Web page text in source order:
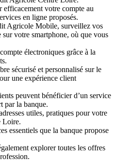
efficacement votre compte au
en ligne proposés.
Agricole Mobile, surveillez vos
votre smartphone, où que vous
électroniques grâce à la
sécurisé et personnalisé sur le
une expérience client
peuvent bénéficier d’un service
par la banque.
utiles, pratiques pour votre
Loire.
essentiels que la banque propose
explorer toutes les offres